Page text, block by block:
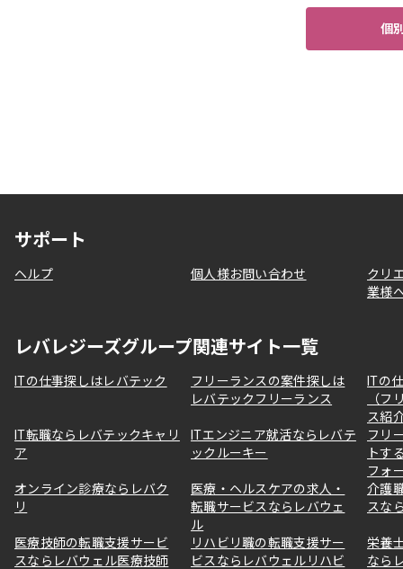
個
サポート
ヘルプ 個人様お問い合わせ
クリ
業様
レバレジーズグループ関連サイト一覧
ITの仕事探しはレバテック
フリーランスの案件探しは
レバテックフリーランス
ITの
（フ
ス紹
IT転職ならレバテックキャリ
ア
ITエンジニア就活ならレバテ
ックルーキー
フリ
トす
フォ
オンライン診療ならレバク
リ
医療・ヘルスケアの求人・
転職サービスならレバウェ
ル
介護
スな
医療技師の転職支援サービ
スならレバウェル医療技師
リハビリ職の転職支援サー
ビスならレバウェルリハビ
栄養
なら